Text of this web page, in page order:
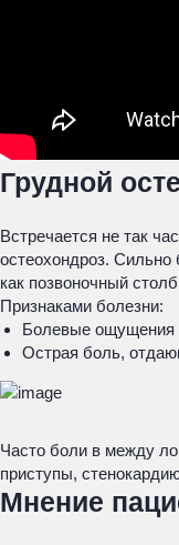
Грудной
Встречается не так
остеохондроз. Сильно
как позвоночный
Признаками болезни:
Болевые ощущения
Острая боль,
Часто боли в между
приступы,
Мнение